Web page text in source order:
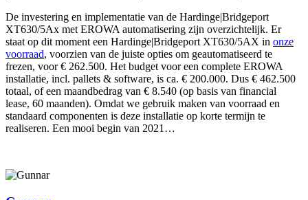
De investering en implementatie van de Hardinge|Bridgeport
XT630/5Ax met EROWA automatisering zijn overzichtelijk. Er
staat op dit moment een Hardinge|Bridgeport XT630/5AX in onze
voorraad, voorzien van de juiste opties om geautomatiseerd te
frezen, voor € 262.500. Het budget voor een complete EROWA
installatie, incl. pallets & software, is ca. € 200.000. Dus € 462.500
totaal, of een maandbedrag van € 8.540 (op basis van financial
lease, 60 maanden). Omdat we gebruik maken van voorraad en
standaard componenten is deze installatie op korte termijn te
realiseren. Een mooi begin van 2021…